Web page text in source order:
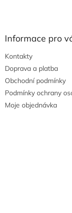
Informace pro
Kontakty
Doprava a platba
Obchodní podmínky
Podmínky ochrany
Moje objednávka